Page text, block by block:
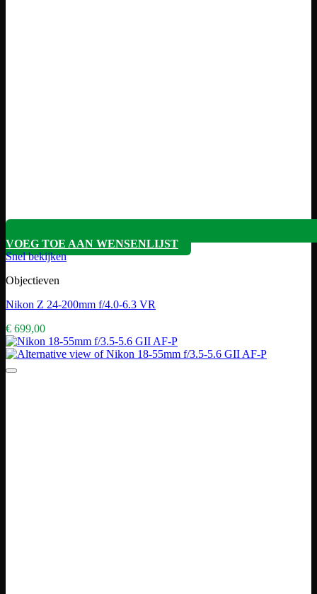
VOEG TOE AAN WENSENLIJST
Snel bekijken
Objectieven
Nikon Z 24-200mm f/4.0-6.3 VR
€ 699,00